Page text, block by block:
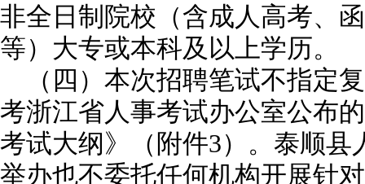
非全日制院校（含成人高考、
等）大专或本科及以上学历。
（四）本次招聘笔试不指定
考浙江省人事考试办公室公布
考试大纲》（附件3）。泰顺县
举办也不委托任何机构开展针